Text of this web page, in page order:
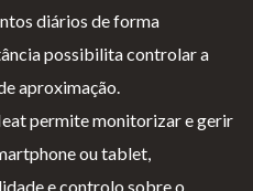
diários de forma
possibilita controlar a
aproximação.
permite monitorizar e gerir
ou tablet,
e controlo sobre o